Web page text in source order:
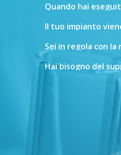
Quando hai
Il tuo impianto
Sei in regola con la
Hai bisogno del